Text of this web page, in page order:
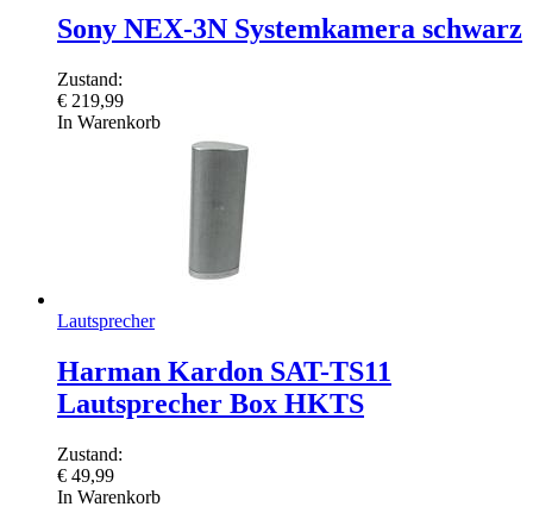
Sony NEX-3N Systemkamera schwarz
Zustand:
€ 219,99
In Warenkorb
Lautsprecher
Harman Kardon SAT-TS11
Lautsprecher Box HKTS
Zustand:
€ 49,99
In Warenkorb